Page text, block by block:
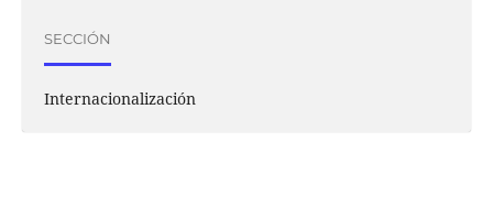
SECCIÓN
Internacionalización